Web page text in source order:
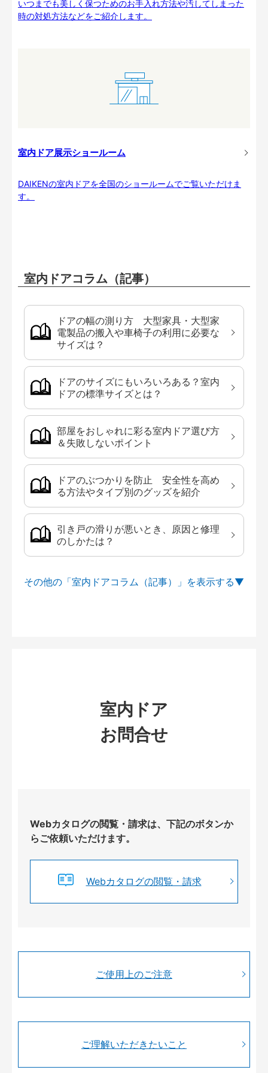
いつまでも美しく保つためのお手入れ方法や汚してしまった
時の対処方法などをご紹介します。
室内ドア展示ショールーム
DAIKENの室内ドアを全国のショールームでご覧いただけま
す。
室内ドアコラム（記事）
ドアの幅の測り方 大型家具・大型家
電製品の搬入や車椅子の利用に必要な
サイズは？
ドアのサイズにもいろいろある？室内
ドアの標準サイズとは？
部屋をおしゃれに彩る室内ドア選び方
＆失敗しないポイント
ドアのぶつかりを防止 安全性を高め
る方法やタイプ別のグッズを紹介
引き戸の滑りが悪いとき、原因と修理
のしかたは？
その他の「室内ドアコラム（記事）」を
室内ドア
お問合せ
Webカタログの閲覧・請求は、下記のボタンか
らご依頼いただけます。
Webカタログの閲覧・請求
ご使用上のご注意
ご理解いただきたいこと